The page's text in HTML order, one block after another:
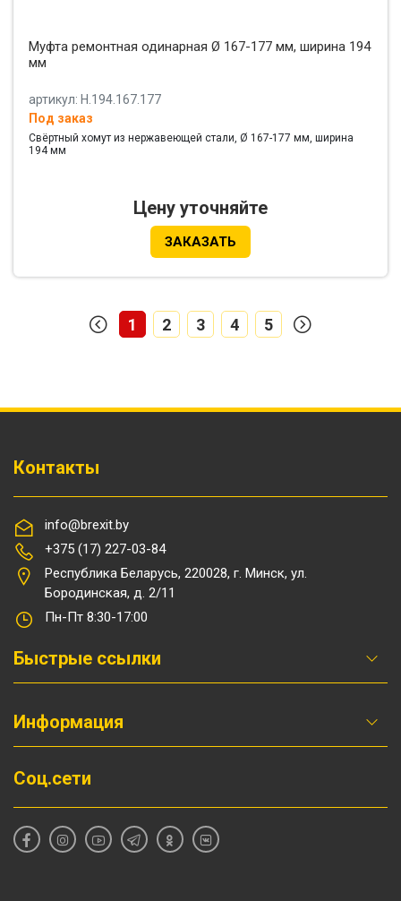
Муфта ремонтная одинарная Ø 167-177 мм, ширина 194
мм
артикул: Н.194.167.177
Под заказ
Свёртный хомут из нержавеющей стали, Ø 167-177 мм, ширина
194 мм
Цену уточняйте
ЗАКАЗАТЬ
1 2 3 4 5
Контакты
info@brexit.by
+375 (17) 227-03-84
Республика Беларусь, 220028, г. Минск, ул.
Бородинская, д. 2/11
Пн-Пт 8:30-17:00
Быстрые ссылки
Информация
Соц.сети